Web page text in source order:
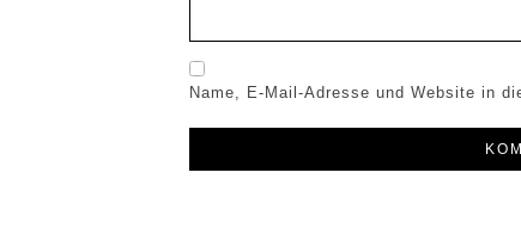
Name, E-Mail-Adresse und Website in